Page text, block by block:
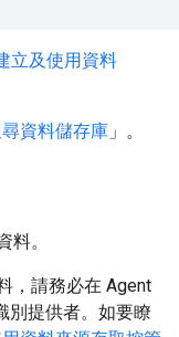
立及使用資料
資料儲存庫 」。
料。
，請務必在 Agent
別提供者。如要瞭